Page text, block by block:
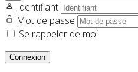
Identifiant
Mot de passe
Se rappeler de moi
Connexion